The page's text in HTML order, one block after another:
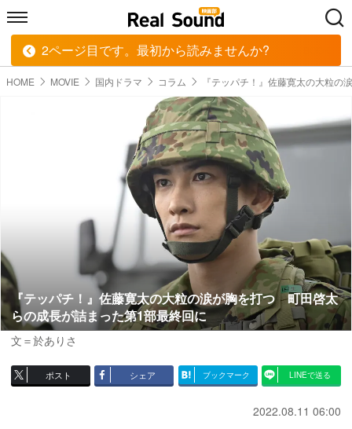
HOME MUSIC MOVIE TECH
HOME MOVIE 国内ドラマ コラム 『テッパチ！』佐藤寛太の大粒の
『テッパチ！』佐藤寛太の大粒の涙が胸を打つ 町田啓太
らの成長が詰まった第1部最終回に
文＝於ありさ
ポスト シェア ブックマーク LINEで送る
2022.08.11 06:00
2ページ目です。最初から読みませんか?